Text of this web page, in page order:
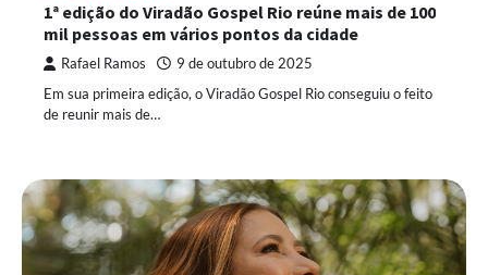
1ª edição do Viradão Gospel Rio reúne mais de 100
mil pessoas em vários pontos da cidade
Rafael Ramos 9 de outubro de 2025
Em sua primeira edição, o Viradão Gospel Rio conseguiu o feito
de reunir mais de…